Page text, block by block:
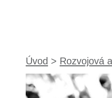
Úvod > Rozvojová